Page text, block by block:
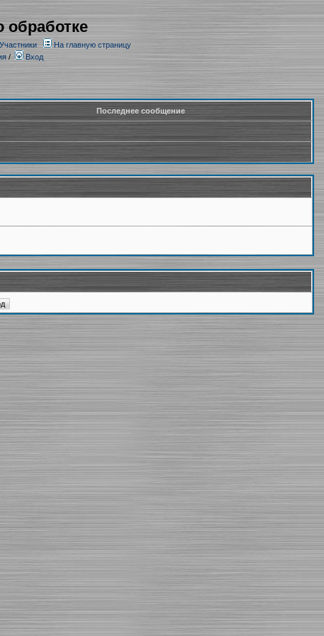
обработке
Участники
На главную страницу
/ Вход
Последнее сообщение